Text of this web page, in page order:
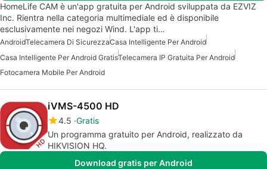
HomeLife CAM è un'app gratuita per Android sviluppata da EZVIZ
Inc. Rientra nella categoria multimediale ed è disponibile
esclusivamente nei negozi Wind. L'app ti…
AndroidTelecamera Di SicurezzaCasa Intelligente Per Android
Casa Intelligente Per Android GratisTelecamera IP Gratuita Per Android
Fotocamera Mobile Per Android
iVMS-4500 HD
4.5 Gratis
Un programma gratuito per Android, realizzato da
HIKVISION HQ.
Download gratis per Android